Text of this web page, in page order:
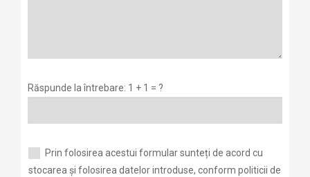
Răspunde la întrebare: 1 + 1 = ?
Prin folosirea acestui formular sunteți de acord cu
stocarea și folosirea datelor introduse, conform politicii de